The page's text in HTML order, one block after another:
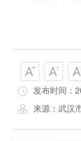
发布时间：
来源：武汉